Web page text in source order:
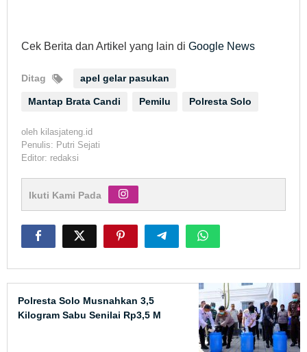
Cek Berita dan Artikel yang lain di Google News
Ditag apel gelar pasukan
Mantap Brata Candi Pemilu Polresta Solo
oleh kilasjateng.id
Penulis: Putri Sejati
Editor: redaksi
Ikuti Kami Pada
Polresta Solo Musnahkan 3,5
Kilogram Sabu Senilai Rp3,5 M